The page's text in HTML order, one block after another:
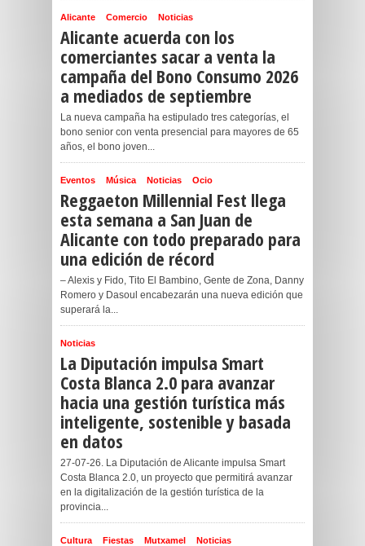
Alicante Comercio Noticias
Alicante acuerda con los
comerciantes sacar a venta la
campaña del Bono Consumo 2026
a mediados de septiembre
La nueva campaña ha estipulado tres categorías, el
bono senior con venta presencial para mayores de 65
años, el bono joven...
Eventos Música Noticias Ocio
Reggaeton Millennial Fest llega
esta semana a San Juan de
Alicante con todo preparado para
una edición de récord
– Alexis y Fido, Tito El Bambino, Gente de Zona, Danny
Romero y Dasoul encabezarán una nueva edición que
superará la...
Noticias
La Diputación impulsa Smart
Costa Blanca 2.0 para avanzar
hacia una gestión turística más
inteligente, sostenible y basada
en datos
27-07-26. La Diputación de Alicante impulsa Smart
Costa Blanca 2.0, un proyecto que permitirá avanzar
en la digitalización de la gestión turística de la
provincia...
Cultura Fiestas Mutxamel Noticias